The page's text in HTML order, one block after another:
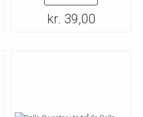
kr. 39,00